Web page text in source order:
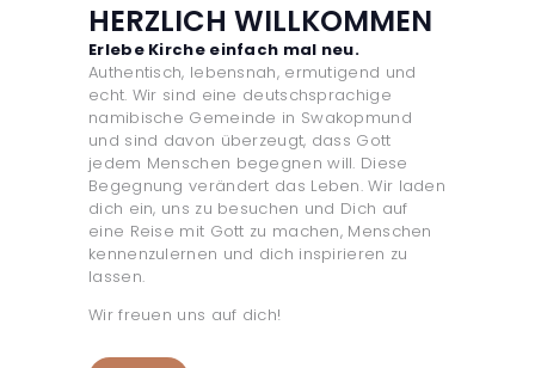
HERZLICH WILLKOMMEN
Erlebe Kirche einfach mal neu.
Authentisch, lebensnah, ermutigend und
echt. Wir sind eine deutschsprachige
namibische Gemeinde in Swakopmund
und sind davon überzeugt, dass Gott
jedem Menschen begegnen will. Diese
Begegnung verändert das Leben. Wir laden
dich ein, uns zu besuchen und Dich auf
eine Reise mit Gott zu machen, Menschen
kennenzulernen und dich inspirieren zu
lassen.
Wir freuen uns auf dich!